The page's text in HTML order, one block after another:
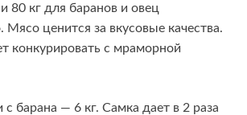
80 кг для баранов и овец
Мясо ценится за вкусовые качества.
конкурировать с мраморной
с барана — 6 кг. Самка дает в 2 раза